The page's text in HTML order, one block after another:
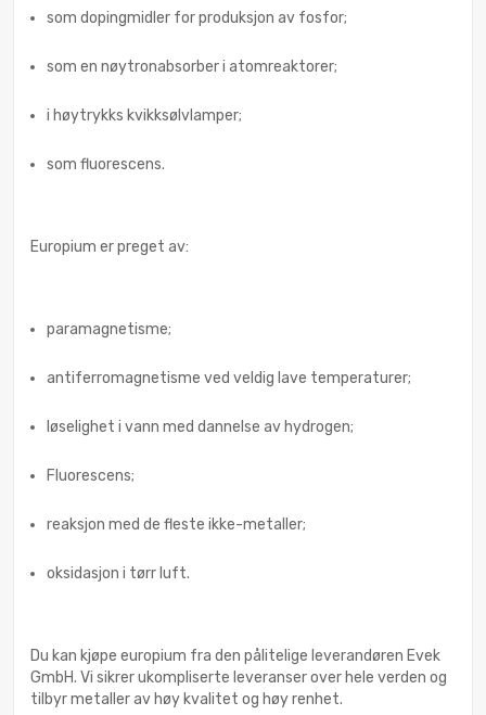
som dopingmidler for produksjon av fosfor;
som en nøytronabsorber i atomreaktorer;
i høytrykks kvikksølvlamper;
som fluorescens.
Europium er preget av:
paramagnetisme;
antiferromagnetisme ved veldig lave temperaturer;
løselighet i vann med dannelse av hydrogen;
Fluorescens;
reaksjon med de fleste ikke-metaller;
oksidasjon i tørr luft.
Du kan kjøpe europium fra den pålitelige leverandøren Evek
GmbH. Vi sikrer ukompliserte leveranser over hele verden og
tilbyr metaller av høy kvalitet og høy renhet.